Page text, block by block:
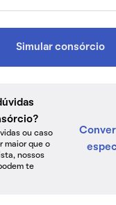
Simular consórcio
ou caso
maior que o
nossos
te